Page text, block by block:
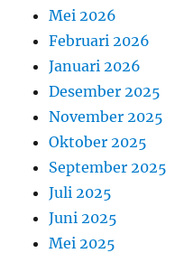
Mei 2026
Februari 2026
Januari 2026
Desember 2025
November 2025
Oktober 2025
September 2025
Juli 2025
Juni 2025
Mei 2025